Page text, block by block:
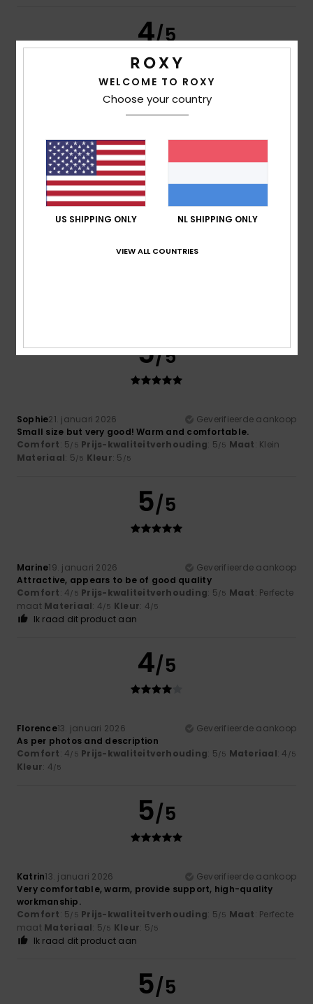
4/5
Geverifieerde aankoop
Ik raad dit product aan
4
5/5
Sophie21. januari 2026
Geverifieerde aankoop
Small size but very good! Warm and comfortable.
Comfort: 5/5 Prijs-kwaliteitverhouding: 5/5 Maat: Klein
Materiaal: 5/5 Kleur: 5 /5
5/5
Marine19. januari 2026
Geverifieerde aankoop
Attractive, appears to be of good quality
Comfort: 4/5 Prijs-kwaliteitverhouding: 5/5 Maat: Perfecte
maat Materiaal: 4/5 Kleur: 4/5
Ik raad dit product aan
4/5
Florence13. januari 2026
Geverifieerde aankoop
As per photos and description
Comfort: 4/5 Prijs-kwaliteitverhouding: 5/5 Materiaal: 4 /5
Kleur: 4/5
5/5
Katrin13. januari 2026
Geverifieerde aankoop
Very comfortable, warm, provide support, high-quality
workmanship.
Comfort: 5/5 Prijs-kwaliteitverhouding: 5/5 Maat: Perfecte
maat Materiaal: 5/5 Kleur: 5/5
Ik raad dit product aan
5/5
WELCOME TO ROXY
Choose your country
US SHIPPING ONLY NL SHIPPING ONLY
VIEW ALL COUNTRIES